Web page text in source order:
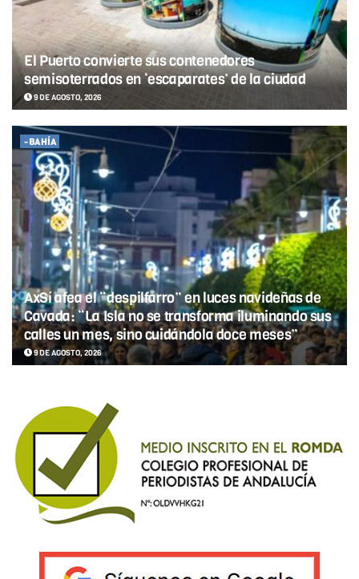
El Puerto convierte sus contenedores
semisoterrados en ‘escaparates’ de la ciudad
9 DE AGOSTO, 2026
-BAHÍA
AxSí afea el “despilfarro” en luces navideñas de
Cavada: “La Isla no se transforma iluminando sus
calles un mes, sino cuidándola doce meses”
9 DE AGOSTO, 2026